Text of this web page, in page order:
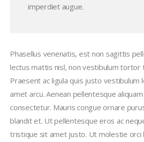
imperdiet augue.
Phasellus venenatis, est non sagittis
lectus mattis nisl, non vestibulum
Praesent ac ligula quis justo
amet arcu. Aenean pellentesque
consectetur. Mauris congue ornare
blandit et. Ut pellentesque eros ac
tristique sit amet justo. Ut molestie orci